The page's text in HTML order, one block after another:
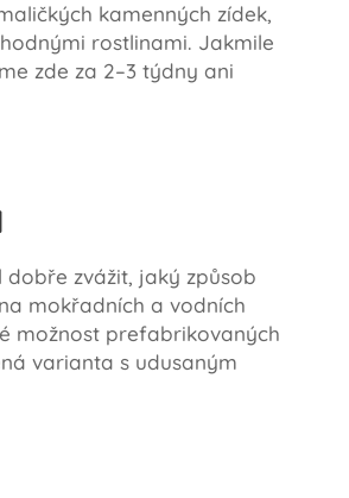
kamenných zídek,
rostlinami. Jakmile
zde za 2–3 týdny ani
zvážit, jaký způsob
mokřadních a vodních
možnost prefabrikovaných
varianta s udusaným